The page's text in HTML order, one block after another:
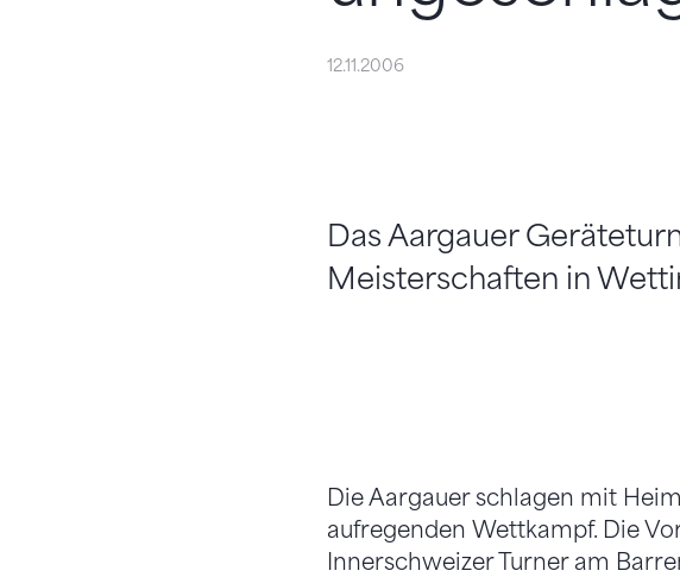
12.11.2006
Das Aargauer
Meisterschaften in
Die Aargauer schlagen mit
aufregenden Wettkampf. Die
Innerschweizer Turner am